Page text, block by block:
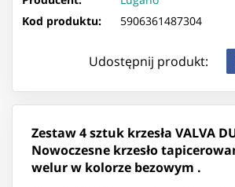
Kod produktu:
5906361487304
Udostępnij produkt:
Zestaw 4 sztuk krzesła VALVA
Nowoczesne krzesło
welur w kolorze bezowym .